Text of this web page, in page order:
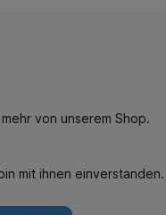
von unserem Shop.
mit ihnen einverstanden.